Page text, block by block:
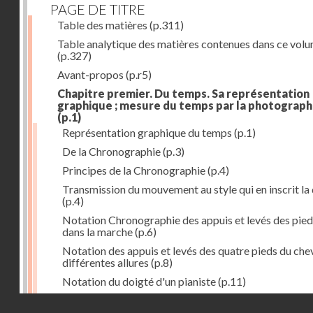
PAGE DE TITRE
Table des matières (p.311)
Table analytique des matières contenues dans ce
(p.327)
Avant-propos (p.r5)
Chapitre premier. Du temps. Sa représentation
graphique ; mesure du temps par la
(p.1)
Représentation graphique du temps (p.1)
De la Chronographie(p.3)
Principes de la Chronographie(p.4)
Transmission du mouvement au style qui en inscrit la
(p.4)
Notation Chronographie des appuis et levés des
dans la marche(p.6)
Notation des appuis et levés des quatre pieds du
différentes allures (p.8)
Notation du doigté d'un pianiste(p.11)